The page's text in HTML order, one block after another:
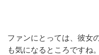
ファンにとっては、彼女
も気になるところですね。